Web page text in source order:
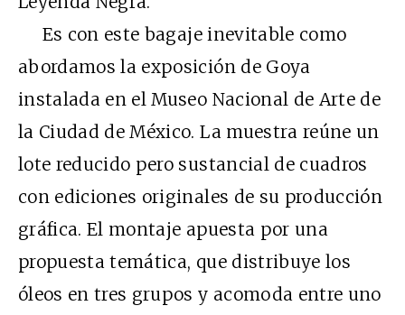
Es con este bagaje inevitable como
abordamos la exposición de Goya
instalada en el Museo Nacional de Arte de
la Ciudad de México. La muestra reúne un
lote reducido pero sustancial de cuadros
con ediciones originales de su producción
gráfica. El montaje apuesta por una
propuesta temática, que distribuye los
óleos en tres grupos y acomoda entre uno